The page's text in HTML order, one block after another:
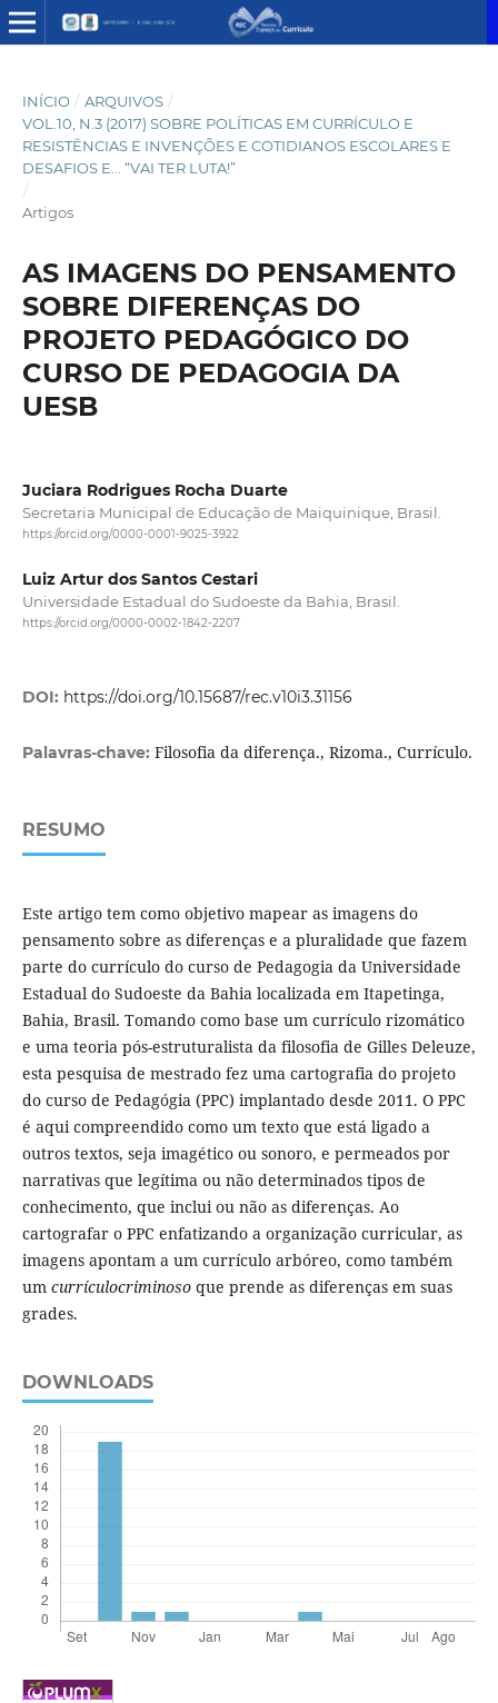
INÍCIO / ARQUIVOS /
VOL.10, N.3 (2017) SOBRE POLÍTICAS EM CURRÍCULO E
RESISTÊNCIAS E INVENÇÕES E COTIDIANOS ESCOLARES E
DESAFIOS E... “VAI TER LUTA!”
/
Artigos
AS IMAGENS DO PENSAMENTO
SOBRE DIFERENÇAS DO
PROJETO PEDAGÓGICO DO
CURSO DE PEDAGOGIA DA
UESB
Juciara Rodrigues Rocha Duarte
Secretaria Municipal de Educação de Maiquinique, Brasil.
https://orcid.org/0000-0001-9025-3922
Luiz Artur dos Santos Cestari
Universidade Estadual do Sudoeste da Bahia, Brasil.
https://orcid.org/0000-0002-1842-2207
DOI: https://doi.org/10.15687/rec.v10i3.31156
Palavras-chave: Filosofia da diferença., Rizoma., Currículo.
RESUMO
Este artigo tem como objetivo mapear as imagens do
pensamento sobre as diferenças e a pluralidade que fazem
parte do currículo do curso de Pedagogia da Universidade
Estadual do Sudoeste da Bahia localizada em Itapetinga,
Bahia, Brasil. Tomando como base um currículo rizomático
e uma teoria pós-estruturalista da filosofia de Gilles Deleuze,
esta pesquisa de mestrado fez uma cartografia do projeto
do curso de Pedagógia (PPC) implantado desde 2011. O PPC
é aqui compreendido como um texto que está ligado a
outros textos, seja imagético ou sonoro, e permeados por
narrativas que legítima ou não determinados tipos de
conhecimento, que inclui ou não as diferenças. Ao
cartografar o PPC enfatizando a organização curricular, as
imagens apontam a um currículo arbóreo, como também
um currículocriminoso que prende as diferenças em suas
grades.
DOWNLOADS